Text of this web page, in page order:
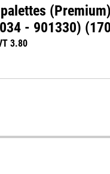
- 901330)
3.80